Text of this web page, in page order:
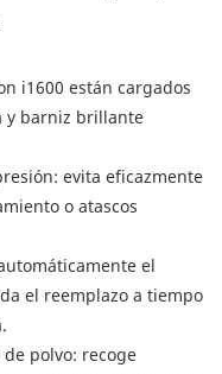
i1600 están cargados
y barniz brillante
evita eficazmente
o atascos
el
el reemplazo a tiempo
polvo: recoge